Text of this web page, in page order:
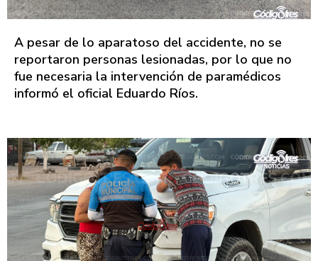
A pesar de lo aparatoso del accidente, no se
reportaron personas lesionadas, por lo que no
fue necesaria la intervención de paramédicos
informó el oficial Eduardo Ríos.